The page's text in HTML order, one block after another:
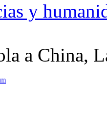
y
a China,